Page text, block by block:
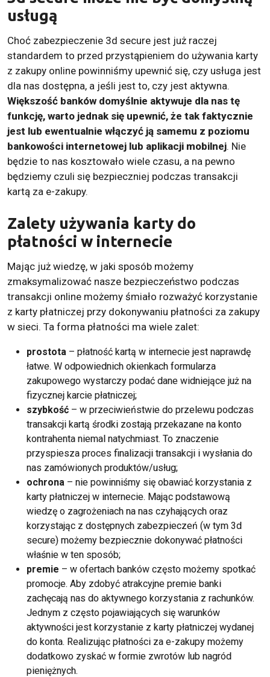
usługą
Choć zabezpieczenie 3d secure jest już raczej
standardem to przed przystąpieniem do używania karty
z zakupy online powinniśmy upewnić się, czy usługa jest
dla nas dostępna, a jeśli jest to, czy jest aktywna.
Większość banków domyślnie aktywuje dla nas tę
funkcję, warto jednak się upewnić, że tak faktycznie
jest lub ewentualnie włączyć ją samemu z poziomu
bankowości internetowej lub aplikacji mobilnej. Nie
będzie to nas kosztowało wiele czasu, a na pewno
będziemy czuli się bezpieczniej podczas transakcji
kartą za e-zakupy.
Zalety używania karty do
płatności w internecie
Mając już wiedzę, w jaki sposób możemy
zmaksymalizować nasze bezpieczeństwo podczas
transakcji online możemy śmiało rozważyć korzystanie
z karty płatniczej przy dokonywaniu płatności za zakupy
w sieci. Ta forma płatności ma wiele zalet:
prostota – płatność kartą w internecie jest naprawdę
łatwe. W odpowiednich okienkach formularza
zakupowego wystarczy podać dane widniejące już na
fizycznej karcie płatniczej;
szybkość – w przeciwieństwie do przelewu podczas
transakcji kartą środki zostają przekazane na konto
kontrahenta niemal natychmiast. To znaczenie
przyspiesza proces finalizacji transakcji i wysłania do
nas zamówionych produktów/usług;
ochrona – nie powinniśmy się obawiać korzystania z
karty płatniczej w internecie. Mając podstawową
wiedzę o zagrożeniach na nas czyhających oraz
korzystając z dostępnych zabezpieczeń (w tym 3d
secure) możemy bezpiecznie dokonywać płatności
właśnie w ten sposób;
premie – w ofertach banków często możemy spotkać
promocje. Aby zdobyć atrakcyjne premie banki
zachęcają nas do aktywnego korzystania z rachunków.
Jednym z często pojawiających się warunków
aktywności jest korzystanie z karty płatniczej wydanej
do konta. Realizując płatności za e-zakupy możemy
dodatkowo zyskać w formie zwrotów lub nagród
pieniężnych.